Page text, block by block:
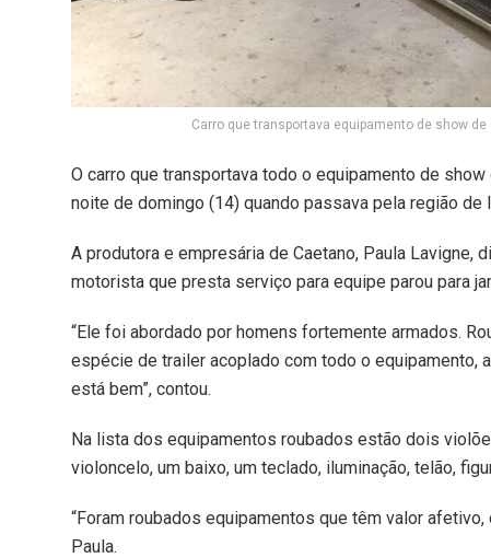
Carro que transportava equipamento de show
O carro que transportava todo o equipamento de
noite de domingo (14) quando passava pela região de
A produtora e empresária de Caetano, Paula Lavigne,
motorista que presta serviço para equipe parou para
“Ele foi abordado por homens fortemente armados.
espécie de trailer acoplado com todo o equipamento,
está bem”, contou.
Na lista dos equipamentos roubados estão dois
violoncelo, um baixo, um teclado, iluminação, telão,
“Foram roubados equipamentos que têm valor afetivo,
Paula.